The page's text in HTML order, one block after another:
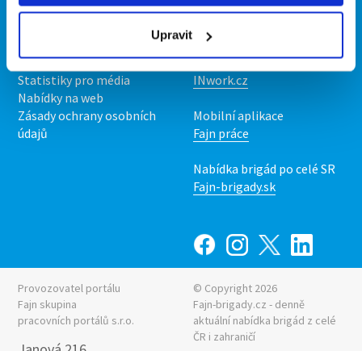
Upravit
Kontakt
Upravit předvolby cookies
Statistiky pro média
Nabídky na web
Zásady ochrany osobních
údajů
Mobilní aplikace
Nabídka práce z celé ČR
INwork.cz
Mobilní aplikace
Fajn práce
Nabídka brigád po celé SR
Fajn-brigady.sk
Provozovatel portálu
Fajn skupina
pracovních portálů s.r.o.
© Copyright 2026
Fajn-brigady.cz - denně
aktuální nabídka brigád z celé
ČR i zahraničí